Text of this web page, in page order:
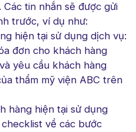
Các tin nhắn sẽ được gửi
trước, ví dụ như:
hiện tại sử dụng dịch vụ:
đơn cho khách hàng
yêu cầu khách hàng
thẩm mỹ viện ABC trên
hàng hiện tại sử dụng
về các bước